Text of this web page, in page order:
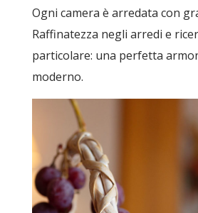
Ogni camera è arredata con
Raffinatezza negli arredi e
particolare: una perfetta
moderno.